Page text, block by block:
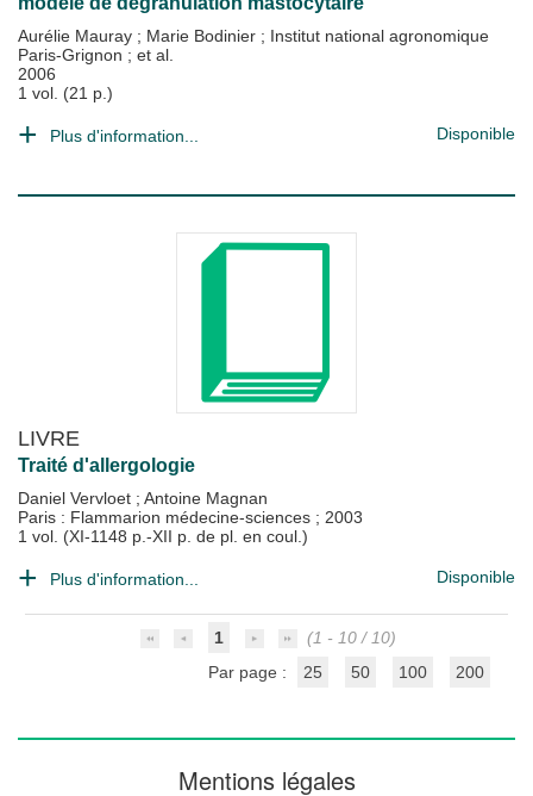
Aurélie Mauray ; Marie Bodinier ; Institut national agronomique
Paris-Grignon ; et al.
2006
1 vol. (21 p.)
Plus d'information... Disponible
LIVRE
Traité d'allergologie
Daniel Vervloet ; Antoine Magnan
Paris : Flammarion médecine-sciences ; 2003
1 vol. (XI-1148 p.-XII p. de pl. en coul.)
Plus d'information... Disponible
1
(1 - 10 / 10)
Par page :
25 50 100 200
Mentions légales